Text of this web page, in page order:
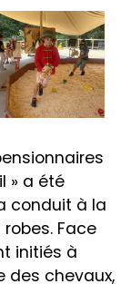
» a été
conduit à la
Face
initiés à
des chevaux,